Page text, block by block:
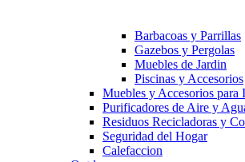
Barbacoas y Parrillas
Gazebos y Pergolas
Muebles de Jardin
Piscinas y Accesorios
Muebles y Accesorios para
Purificadores de Aire y
Residuos Recicladoras y
Seguridad del Hogar
Calefaccion